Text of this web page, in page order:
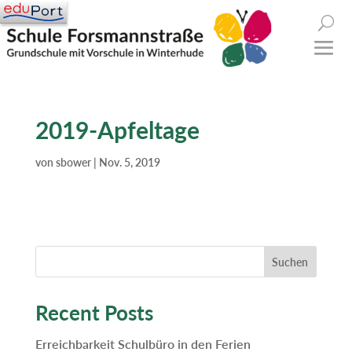
2019-Apfeltage
von sbower| Nov. 5, 2019
Suchen
Recent Posts
Erreichbarkeit Schulbüro in den Ferien